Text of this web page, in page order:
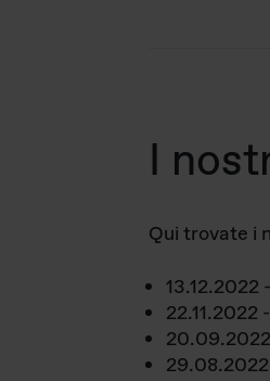
I
Qui trovate i
13.12.2022 -
22.11.2022 -